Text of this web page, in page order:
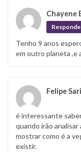
Chayene
Tenho 9 anos
em outro planeta ,e
Felipe
é interessante
quando irão
mostrar como é a
existir.